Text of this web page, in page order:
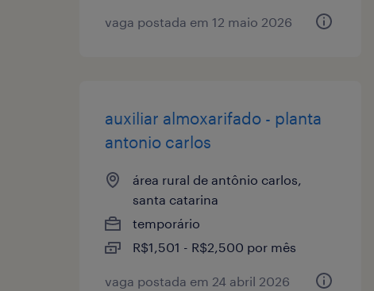
vaga postada em 12 maio 2026
auxiliar almoxarifado - planta
antonio carlos
área rural de antônio carlos,
santa catarina
temporário
R$1,501 - R$2,500 por mês
vaga postada em 24 abril 2026